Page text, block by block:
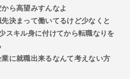
ら高望みすんなよ
決まって働いてるけど少なくと
スキル身に付けてから転職なりを
に就職出来るなんて考えない方